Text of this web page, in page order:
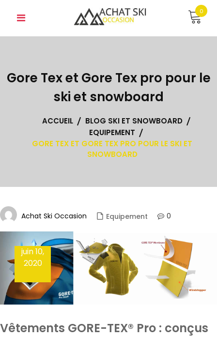
0
Gore Tex et Gore Tex pro pour le
ski et snowboard
ACCUEIL
BLOG SKI ET SNOWBOARD
EQUIPEMENT
GORE TEX ET GORE TEX PRO POUR LE SKI ET
SNOWBOARD
Achat Ski Occasion Equipement 0
juin 10,
2020
Vêtements GORE-TEX® Pro : conçus